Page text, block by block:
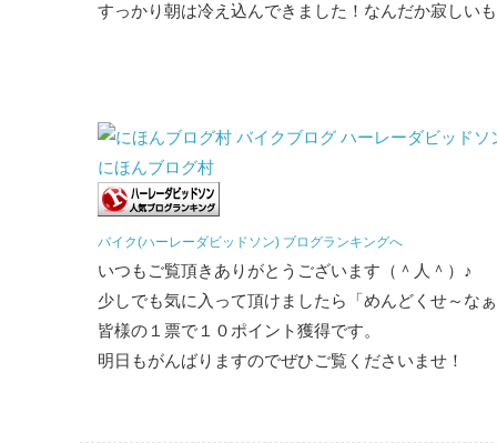
すっかり朝は冷え込んできました！なんだか寂しい
にほんブログ村
バイク(ハーレーダビッドソン) ブログランキングへ
いつもご覧頂きありがとうございます（＾人＾）♪
少しでも気に入って頂けましたら「めんどくせ～な
皆様の１票で１０ポイント獲得です。
明日もがんばりますのでぜひご覧くださいませ！